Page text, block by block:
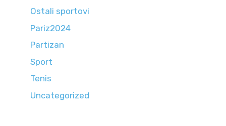
Ostali sportovi
Pariz2024
Partizan
Sport
Tenis
Uncategorized